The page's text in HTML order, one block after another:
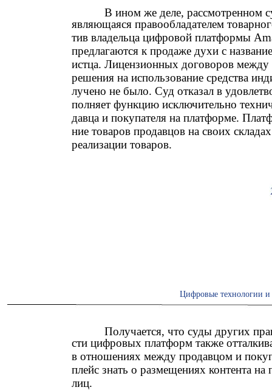
В ином же деле, рассмотренном
являющаяся правообладателем
тив владельца цифровой платформы
предлагаются к продаже духи с
истца. Лицензионных договоров между
решения на использование средства
лучено не было. Суд отказал в
полняет функцию исключительно
давца и покупателя на платформе.
ние товаров продавцов на своих
реализации товаров.
Цифровые технологии и
Получается, что суды других
сти цифровых платформ также
в отношениях между продавцом и
плейс знать о размещениях контента
лиц.